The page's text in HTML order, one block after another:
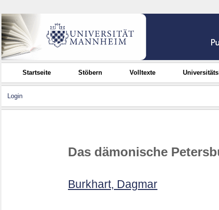
Startseite Stöbern Volltexte
Login
Das dämonische
Burkhart, Dagmar